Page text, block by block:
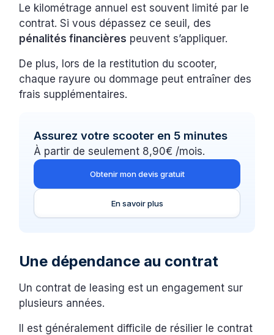
Le kilométrage annuel est souvent limité par le
contrat. Si vous dépassez ce seuil, des
pénalités financières peuvent s’appliquer.
De plus, lors de la restitution du scooter,
chaque rayure ou dommage peut entraîner des
frais supplémentaires.
Assurez votre scooter en 5 minutes
À partir de seulement 8,90€ /mois.
Obtenir mon devis gratuit
En savoir plus
Une dépendance au contrat
Un contrat de leasing est un engagement sur
plusieurs années.
Il est généralement difficile de résilier le contrat